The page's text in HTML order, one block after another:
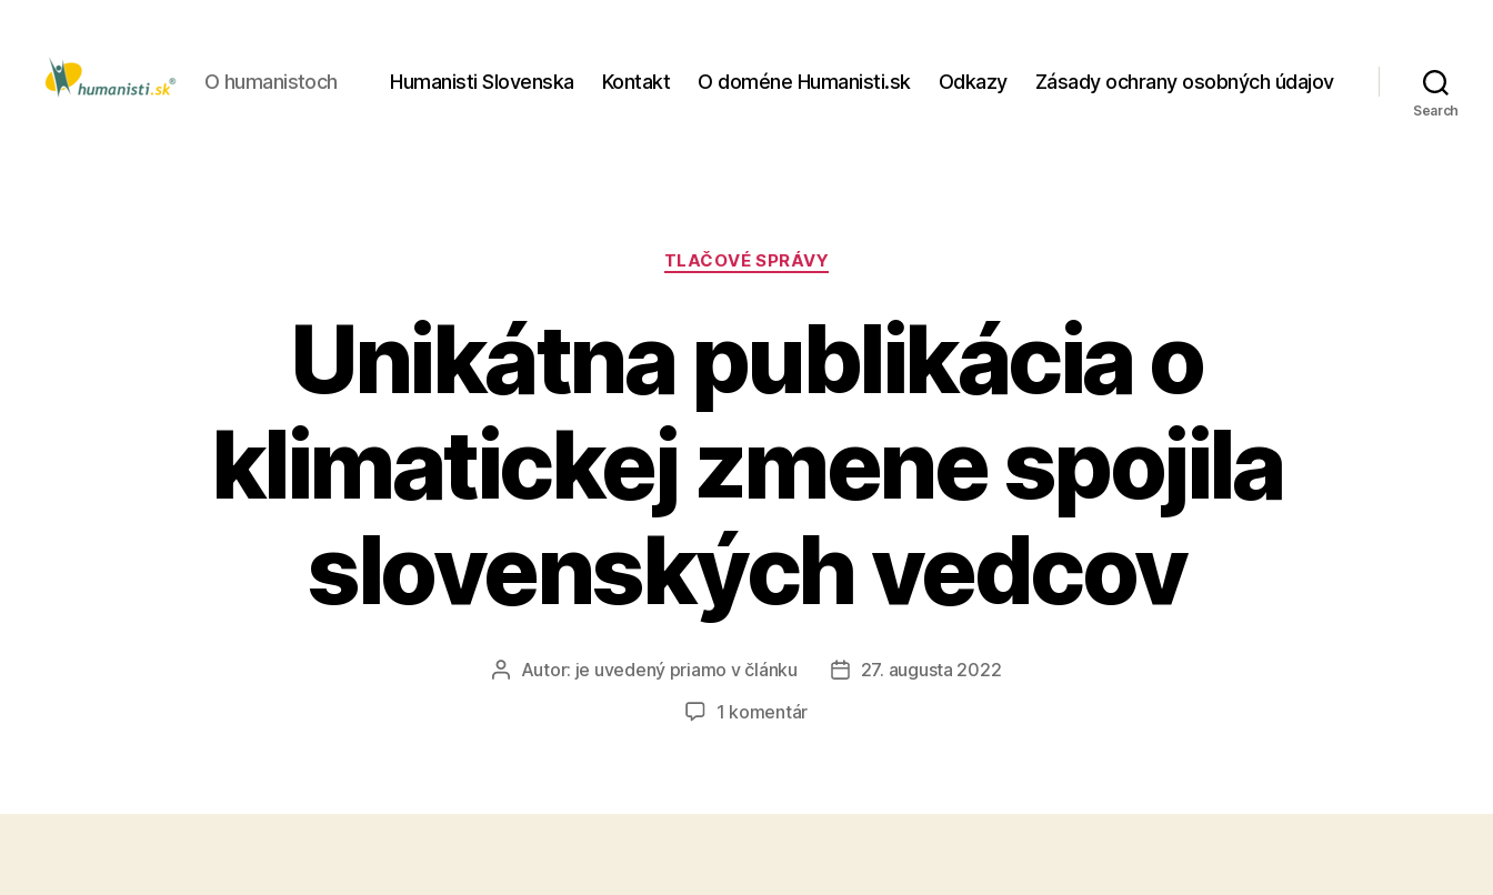
O humanistoch Humanisti Slovenska Kontakt O doméne Humanisti.sk Odkazy Zásady ochrany osobných údajov
Search
Kategórie
TLAČOVÉ SPRÁVY
Unikátna publikácia o
klimatickej zmene spojila
slovenských vedcov
AutorAutor: je uvedený priamo v článku
Dátum
27. augusta 2022
1 komentárna
klimatickej